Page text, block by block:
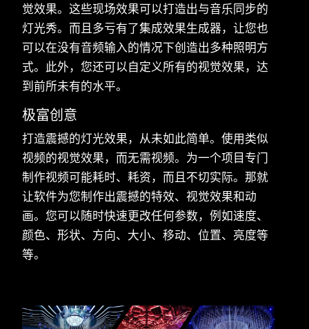
觉效果。这些现场效果可以打造出与音乐同步的
灯光秀。而且多亏有了集成效果生成器，让您也
可以在没有音频输入的情况下创造出多种照明方
式。此外，您还可以自定义所有的视觉效果，达
到前所未有的水平。
极富创意
打造震撼的灯光效果，从未如此简单。使用类似
视频的视觉效果，而无需视频。为一个项目专门
制作视频可能耗时、耗资，而且不切实际。那就
让软件为您制作出震撼的特效、视觉效果和动
画。您可以随时快速更改任何参数，例如速度、
颜色、形状、方向、大小、移动、位置、亮度等
等。